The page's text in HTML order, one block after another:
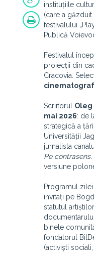
instituțiile
(care a
festivalului
Publică
Festivalul
proiecții din
Cracovia.
Scriitorul Oleg
mai 2026: de
strategică a
Universității
jurnalista
Pe contrasens.
versiune
Programul
invitați pe
statutul
documentarului
binele
fondatorul
(activiști